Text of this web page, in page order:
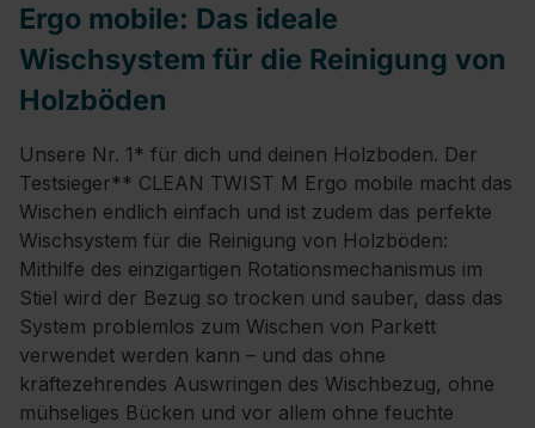
Ergo mobile: Das ideale
Wischsystem für die Reinigung von
Holzböden
Unsere Nr. 1* für dich und deinen Holzboden. Der
Testsieger** CLEAN TWIST M Ergo mobile macht das
Wischen endlich einfach und ist zudem das perfekte
Wischsystem für die Reinigung von Holzböden:
Mithilfe des einzigartigen Rotationsmechanismus im
Stiel wird der Bezug so trocken und sauber, dass das
System problemlos zum Wischen von Parkett
verwendet werden kann – und das ohne
kräftezehrendes Auswringen des Wischbezug, ohne
mühseliges Bücken und vor allem ohne feuchte